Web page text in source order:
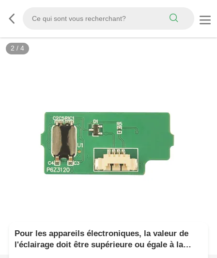
2 / 4
Pour les appareils électroniques, la valeur de
l'éclairage doit être supérieure ou égale à la